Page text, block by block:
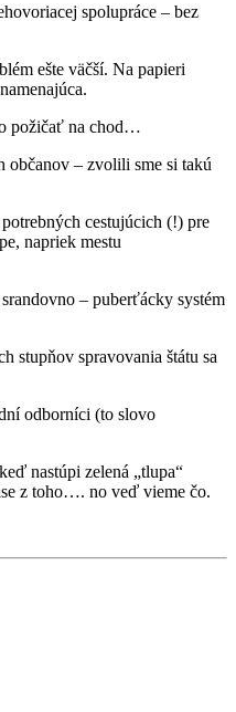
spolupráce – bez
ešte väčší. Na papieri
požičať na chod…
občanov – zvolili sme si takú
cestujúcich (!) pre
napriek mestu
– puberťácky systém
stupňov spravovania štátu sa
odborníci (to slovo
nastúpi zelená „tlupa“
z toho…. no veď vieme čo.